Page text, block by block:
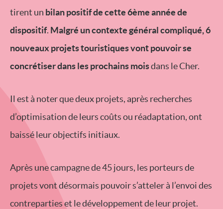
tirent un bilan positif de cette 6ème année de
dispositif. Malgré un contexte général compliqué, 6
nouveaux projets touristiques vont pouvoir se
concrétiser dans les prochains moisdans le Cher.
Il est à noter que deux projets, après recherches
d’optimisation de leurs coûts ou réadaptation, ont
baissé leur objectifs initiaux.
Après une campagne de 45 jours, les porteurs de
projets vont désormais pouvoir s’atteler à l’envoi des
contreparties et le développement de leur projet.